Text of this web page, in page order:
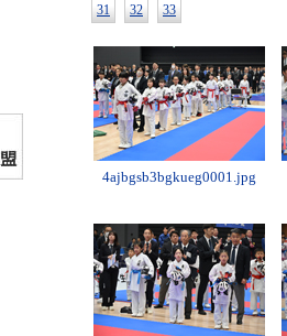
31 32 33
4ajbgsb3bgkueg0001.jpg